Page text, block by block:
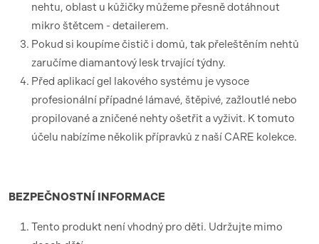
nehtu, oblast u kůžičky můžeme přesně dotáhnout
mikro štětcem - detailerem.
Pokud si koupíme čistič i domů, tak přeleštěním nehtů
zaručíme diamantový lesk trvající týdny.
Před aplikací gel lakového systému je vysoce
profesionální případné lámavé, štěpivé, zažloutlé nebo
propilované a zničené nehty ošetřit a vyživit. K tomuto
účelu nabízíme několik přípravků z naší CARE kolekce.
BEZPEČNOSTNÍ INFORMACE
Tento produkt není vhodný pro děti. Udržujte mimo